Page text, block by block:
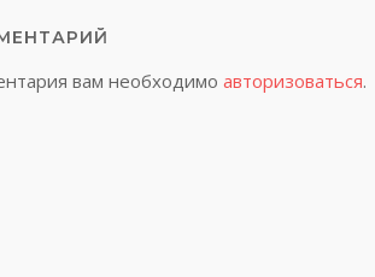
вам необходимо авторизоваться.